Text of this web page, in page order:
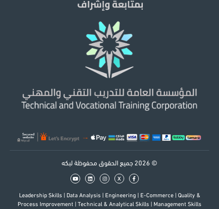
© 2026 جميع الحقوق محفوظة لبكه
x
Leadership Skills Data Analysis Engineering E-Commerce
Quality &
Process Improvement
Technical & Analytical Skills Management Skills